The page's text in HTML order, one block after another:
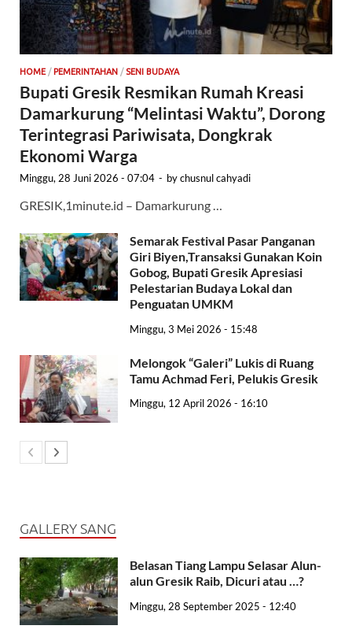
HOME / PEMERINTAHAN / SENI BUDAYA
Bupati Gresik Resmikan Rumah Kreasi
Damarkurung “Melintasi Waktu”, Dorong
Terintegrasi Pariwisata, Dongkrak
Ekonomi Warga
Minggu, 28 Juni 2026 - 07:04 - bychusnul cahyadi
GRESIK,1minute.id – Damarkurung …
Semarak Festival Pasar Panganan
Giri Biyen,Transaksi Gunakan Koin
Gobog, Bupati Gresik Apresiasi
Pelestarian Budaya Lokal dan
Penguatan UMKM
Minggu, 3 Mei 2026 - 15:48
Melongok “Galeri” Lukis di Ruang
Tamu Achmad Feri, Pelukis Gresik
Minggu, 12 April 2026 - 16:10
GALLERY SANG
Belasan Tiang Lampu Selasar Alun-
alun Gresik Raib, Dicuri atau …?
Minggu, 28 September 2025 - 12:40